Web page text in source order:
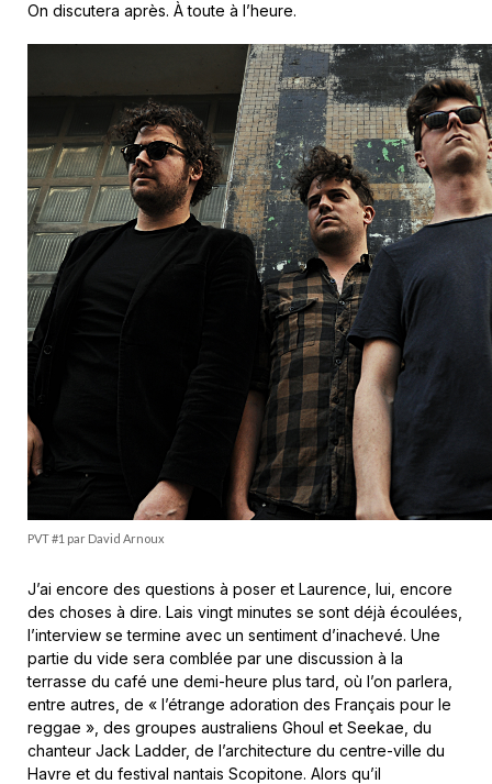
On discutera après. À toute à l’heure.
PVT #1 par David Arnoux
J’ai encore des questions à poser et Laurence, lui, encore
des choses à dire. Lais vingt minutes se sont déjà écoulées,
l’interview se termine avec un sentiment d’inachevé. Une
partie du vide sera comblée par une discussion à la
terrasse du café une demi-heure plus tard, où l’on parlera,
entre autres, de « l’étrange adoration des Français pour le
reggae », des groupes australiens Ghoul et Seekae, du
chanteur Jack Ladder, de l’architecture du centre-ville du
Havre et du festival nantais Scopitone. Alors qu’il